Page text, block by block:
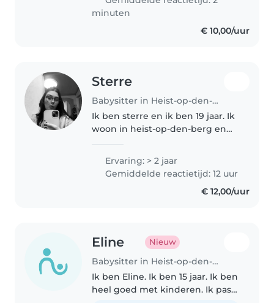
kindjes. zelf heb..
minuten
€ 10,00/uur
Sterre
Babysitter in Heist-op-den-Berg
Ik ben sterre en ik ben 19 jaar. Ik
woon in heist-op-den-berg en
orthopedagogie, dus ik heb ook
heel wat ervaring met kinderen
van verschillende leeftijden...
Ervaring: > 2 jaar
Gemiddelde reactietijd: 12 uur
€ 12,00/uur
Eline Nieuw
Babysitter in Heist-op-den-Berg
Ik ben Eline. Ik ben 15 jaar. Ik ben
heel goed met kinderen. Ik pas